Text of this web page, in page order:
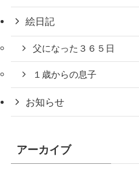
絵日記
父になった３６５日
１歳からの息子
お知らせ
アーカイブ